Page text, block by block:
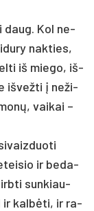
daug. Kol ne­
nak­ties,
iš mie­go, iš­
iš­vež­ti į ne­ži­
vai­kai –
ir be­da­
sun­kiau­
ir kalbė­ti, ir ra­